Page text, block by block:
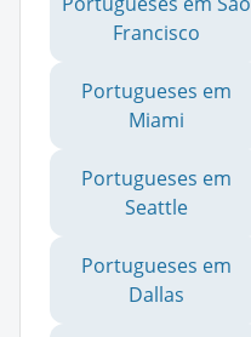
Francisco
Portugueses em
Miami
Portugueses em
Seattle
Portugueses em
Dallas